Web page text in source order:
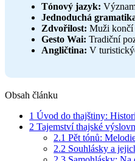
Tónový jazyk:
Jednoduchá
Zdvořilost: Muži končí
Gesto Wai: Tradiční
Angličtina: V
Obsah článku
1 Úvod do thajštiny:
2 Tajemství thajské
2.1 Pět tónů:
2.2 Souhlásky a